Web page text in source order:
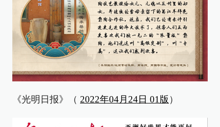
《光明日报》（ 2022年04月24日 01版 ）